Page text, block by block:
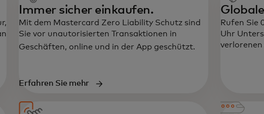
geöffnet
Immer sicher einkaufen.
Mit dem Mastercard Zero Liability Schutz sind
Sie vor unautorisierten Transaktionen in
Geschäften, online und in der App geschützt.
Erfahren Sie mehr
Rufen Sie
Uhr